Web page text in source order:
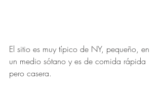
El sitio es muy típico de NY, pequeño, en
un medio sótano y es de comida rápida
pero casera.